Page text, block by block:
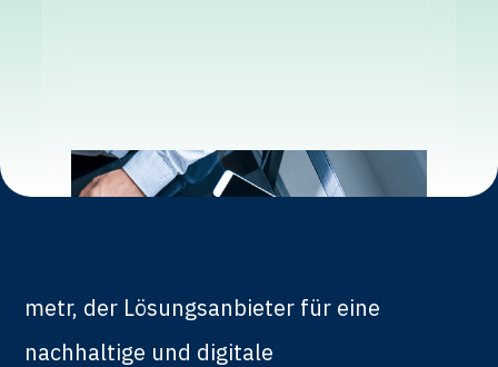
metr, der Lösungsanbieter für eine
nachhaltige und digitale